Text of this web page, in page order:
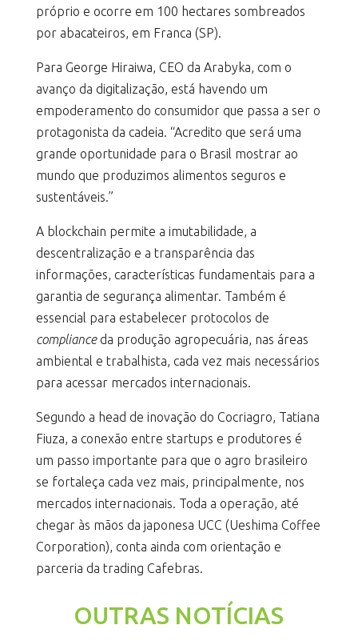
próprio e ocorre em 100 hectares sombreados
por abacateiros, em Franca (SP).
Para George Hiraiwa, CEO da Arabyka, com o
avanço da digitalização, está havendo um
empoderamento do consumidor que passa a ser o
protagonista da cadeia. “Acredito que será uma
grande oportunidade para o Brasil mostrar ao
mundo que produzimos alimentos seguros e
sustentáveis.”
A blockchain permite a imutabilidade, a
descentralização e a transparência das
informações, características fundamentais para a
garantia de segurança alimentar. Também é
essencial para estabelecer protocolos de
complianceda produção agropecuária, nas áreas
ambiental e trabalhista, cada vez mais necessários
para acessar mercados internacionais.
Segundo a head de inovação do Cocriagro, Tatiana
Fiuza, a conexão entre startups e produtores é
um passo importante para que o agro brasileiro
se fortaleça cada vez mais, principalmente, nos
mercados internacionais. Toda a operação, até
chegar às mãos da japonesa UCC (Ueshima Coffee
Corporation), conta ainda com orientação e
parceria da trading Cafebras.
OUTRAS NOTÍCIAS